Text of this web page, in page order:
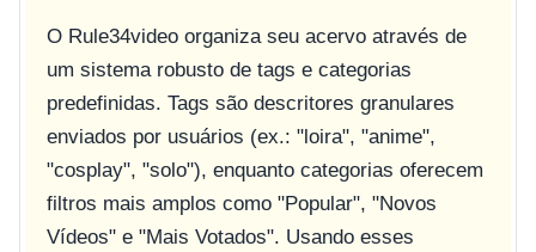
O Rule34video organiza seu acervo através de
um sistema robusto de tags e categorias
predefinidas. Tags são descritores granulares
enviados por usuários (ex.: "loira", "anime",
"cosplay", "solo"), enquanto categorias oferecem
filtros mais amplos como "Popular", "Novos
Vídeos" e "Mais Votados". Usando esses